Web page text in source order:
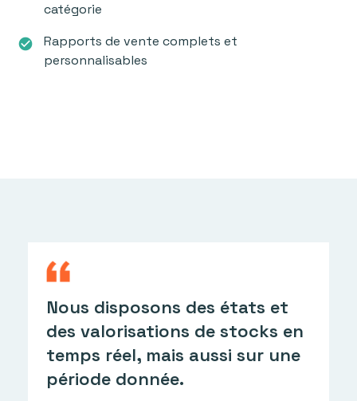
catégorie
check_circle
Rapports de vente complets et
personnalisables
Nous disposons des états et
des valorisations de stocks en
temps réel, mais aussi sur une
période donnée.